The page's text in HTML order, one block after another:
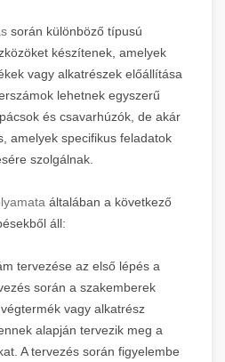
során különböző típusú
készítenek, amelyek
vagy alkatrészek előállítása
lehetnek egyszerű
és csavarhúzók, de akár
amelyek specifikus feladatok
szolgálnak.
általában a következő
áll:
tervezése az első lépés a
során a szakemberek
vagy alkatrész
alapján tervezik meg a
A tervezés során figyelembe